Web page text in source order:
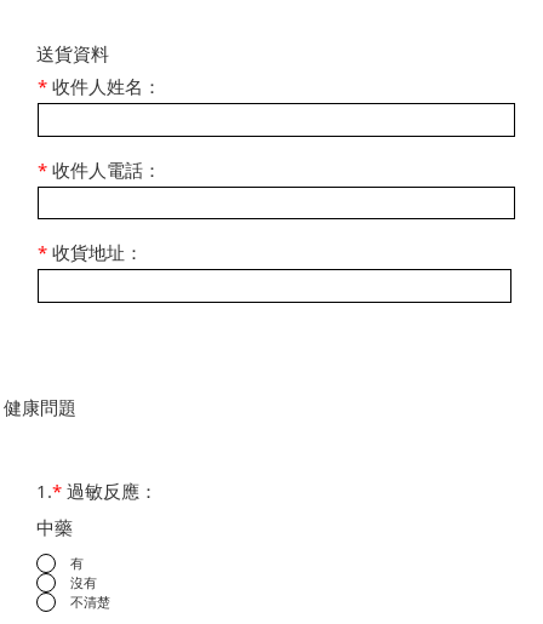
1.*過敏反應：
中藥
有
沒有
不清楚
健康問題
​送貨資料
*收件人姓名：
*收件人電話：
*收貨地址：